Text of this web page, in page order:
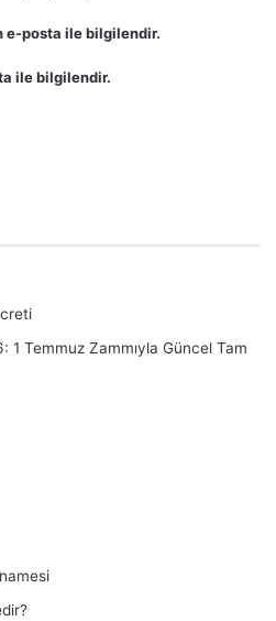
e-posta ile bilgilendir.
ile bilgilendir.
1 Temmuz Zammıyla Güncel Tam